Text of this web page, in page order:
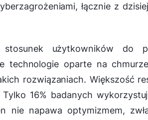
łącznie z
użytkowników do
technologie oparte na
rozwiązaniach. Większość
16% badanych
nie napawa optymizmem,